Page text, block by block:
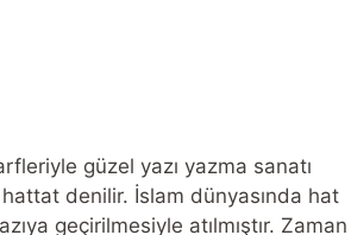
güzel yazı yazma sanatı
hattat denilir. İslam dünyasında hat
geçirilmesiyle atılmıştır. Zaman